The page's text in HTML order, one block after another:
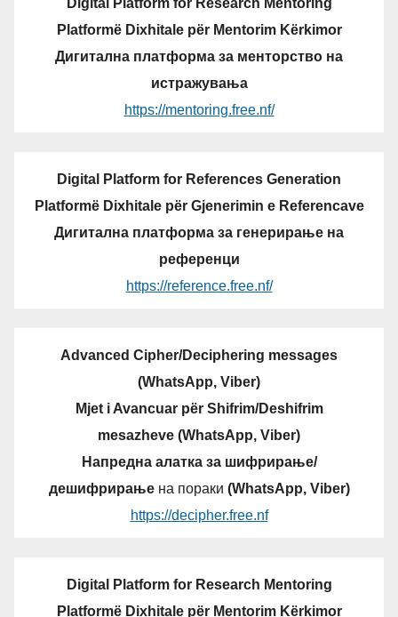
Digital Platform for Research Mentoring
Platformë Dixhitale për Mentorim Kërkimor
Дигитална платформа за менторство на
истражувања
https://mentoring.free.nf/
Digital Platform for References Generation
Platformë Dixhitale për Gjenerimin e Referencave
Дигитална платформа за генерирање на
референци
https://reference.free.nf/
Advanced Cipher/Deciphering messages
(WhatsApp, Viber)
Mjet i Avancuar për Shifrim/Deshifrim
mesazheve (WhatsApp, Viber)
Напредна алатка за шифрирање/
дешифрирањена пораки (WhatsApp, Viber)
https://decipher.free.nf
Digital Platform for Research Mentoring
Platformë Dixhitale për Mentorim Kërkimor